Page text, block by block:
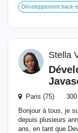
Développement back-
Stella
Paris (75) 300
Bonjour à tous, je
depuis plusieurs
ans, en tant que